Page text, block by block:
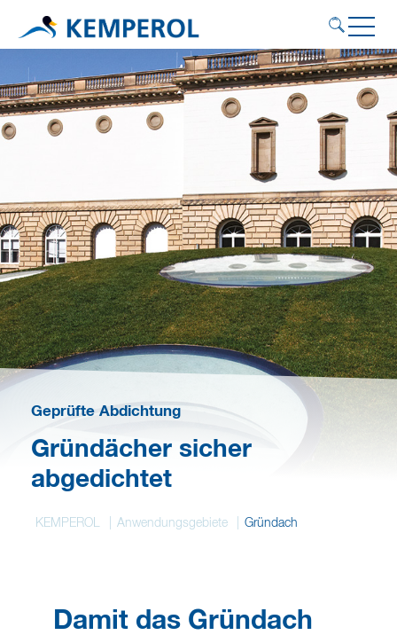
Anwendungsgebiete
Produkte
Nachhaltigkeit
Kontakt
KEMPEROL
Deutsch
Geprüfte Abdichtung
Gründächer sicher
abgedichtet
KEMPEROL Anwendungsgebiete Gründach
Damit das Gründach